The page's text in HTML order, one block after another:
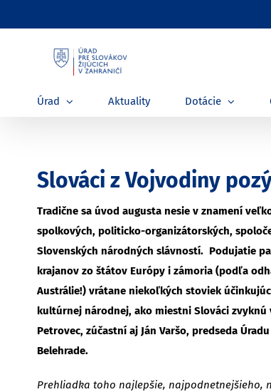
to
Úrad Aktuality Dotácie
Slováci z Vojvodiny
Tradične sa úvod augusta nesie v znamení
spolkových, politicko-organizátorských,
Slovenských národných slávností. Podujatie
krajanov zo štátov Európy i zámoria (podľa
Austrálie!) vrátane niekoľkých stoviek
kultúrnej národnej, ako miestni Slováci
Petrovec, zúčastní aj Ján Varšo, predseda
Belehrade.
Prehliadka toho najlepšie, najpodnetnejšieho,